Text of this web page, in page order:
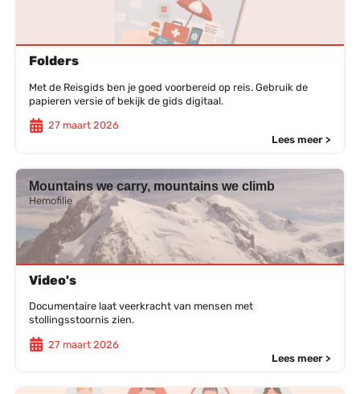
Folders
Met de Reisgids ben je goed voorbereid op reis. Gebruik de
papieren versie of bekijk de gids digitaal.
27 maart 2026
Lees meer >
Mountains we carry, mountains we climb
Hemofilie
Video's
Documentaire laat veerkracht van mensen met
stollingsstoornis zien.
27 maart 2026
Lees meer >